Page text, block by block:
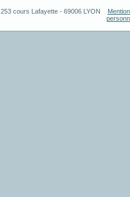
253 cours Lafayette- 69006 LYON